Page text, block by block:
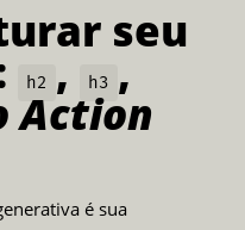
seu
h2 , h3 ,
Action
é sua